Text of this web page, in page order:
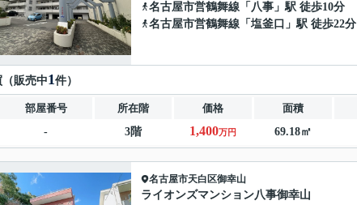
名古屋市営鶴舞線 「 八事 」駅 徒歩10分
名古屋市営鶴舞線 「 塩釜口 」駅 徒歩22分
販売中1件）
部屋番号 所在階 価格 面積
-
3階 1,400万円 69.18㎡
名古屋市天白区御幸山
ライオンズマンション八事御幸山